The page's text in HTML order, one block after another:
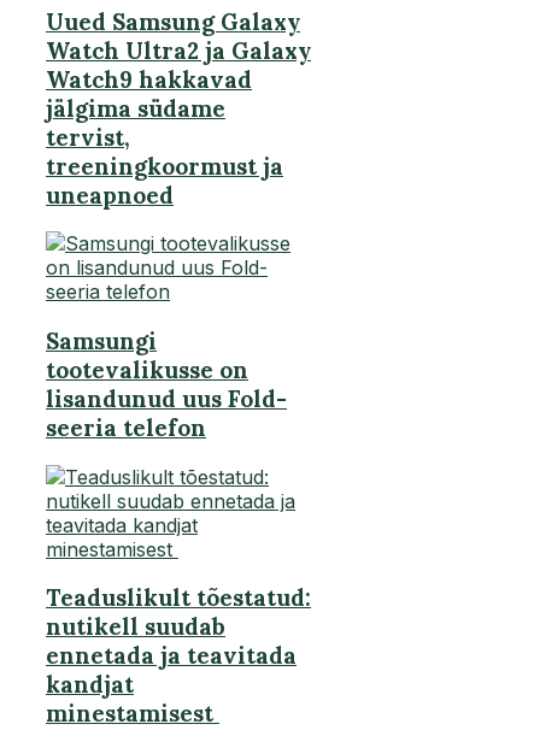
Uued Samsung Galaxy
Watch Ultra2 ja Galaxy
Watch9 hakkavad
jälgima südame
tervist,
treeningkoormust ja
uneapnoed
Samsungi
tootevalikusse on
lisandunud uus Fold-
seeria telefon
Teaduslikult tõestatud:
nutikell suudab
ennetada ja teavitada
kandjat
minestamisest